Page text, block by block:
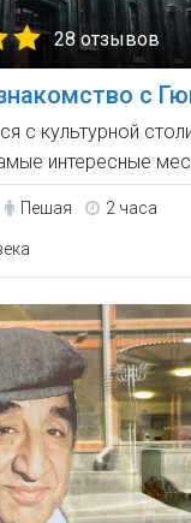
28 отзывов
с
с культурной
интересные
Пешая 2 часа